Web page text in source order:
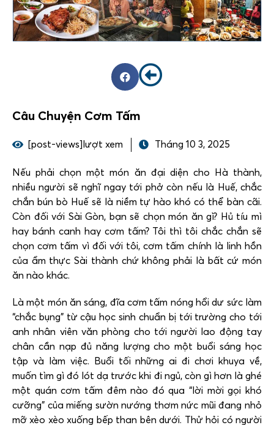
Câu Chuyện Cơm Tấm
[post-views]lượt xem Tháng 10 3, 2025
Nếu phải chọn một món ăn đại diện cho Hà thành,
nhiều người sẽ nghĩ ngay tới phở còn nếu là Huế, chắc
chắn bún bò Huế sẽ là niềm tự hào khó có thể bàn cãi.
Còn đối với Sài Gòn, bạn sẽ chọn món ăn gì? Hủ tíu mì
hay bánh canh hay cơm tấm? Tôi thì tôi chắc chắn sẽ
chọn cơm tấm vì đối với tôi, cơm tấm chính là linh hồn
của ẩm thực Sài thành chứ không phải là bất cứ món
ăn nào khác.
Là một món ăn sáng, đĩa cơm tấm nóng hổi dư sức làm
“chắc bụng” từ cậu học sinh chuẩn bị tới trường cho tới
anh nhân viên văn phòng cho tới người lao động tay
chân cần nạp đủ năng lượng cho một buổi sáng học
tập và làm việc. Buổi tối những ai đi chơi khuya về,
muốn tìm gì đó lót dạ trước khi đi ngủ, còn gì hơn là ghé
một quán cơm tấm đêm nào đó qua “lời mời gọi khó
cưỡng” của miếng sườn nướng thơm nức mũi đang nhỏ
mỡ xèo xèo xuống bếp than bên dưới. Thử hỏi có người